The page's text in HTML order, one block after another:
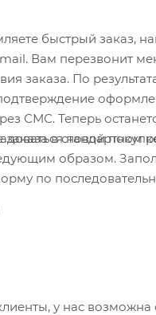
быстрый заказ,
Вам перезвонит
заказа. По
СМС. Теперь
новой
в стандартном
образом.
по
«Оформить заказ».
у нас возможна